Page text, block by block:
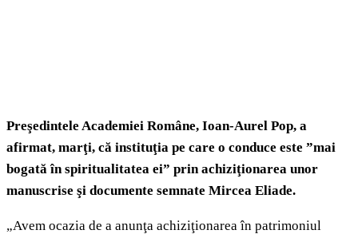
Preşedintele Academiei Române, Ioan-Aurel Pop, a
afirmat, marţi, că instituţia pe care o conduce este ”mai
bogată în spiritualitatea ei” prin achiziţionarea unor
manuscrise şi documente semnate Mircea Eliade.
„Avem ocazia de a anunţa achiziţionarea în patrimoniul